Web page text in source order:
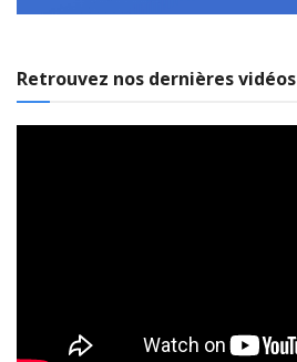
Retrouvez nos dernières vidéos